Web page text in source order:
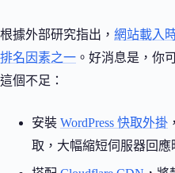
根據外部研究指出， 網站載入
排名因素之一 。好消息是，你
這個不足：
安裝 WordPress 快取外掛
取，大幅縮短伺服器回應